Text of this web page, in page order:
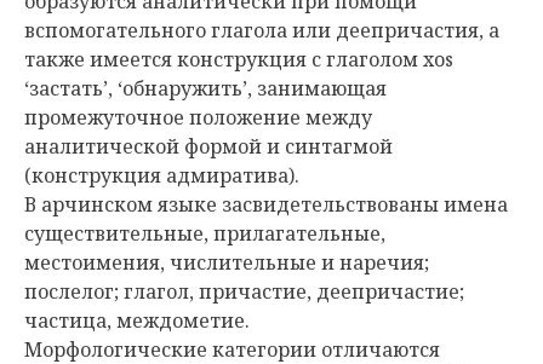
вспомогательного глагола или деепричастия, а
также имеется конструкция с глаголом xos
‘застать’, ‘обнаружить’, занимающая
промежуточное положение между
аналитической формой и синтагмой
(конструкция адмиратива).
В арчинском языке засвидетельствованы имена
существительные, прилагательные,
местоимения, числительные и наречия;
послелог; глагол, причастие, деепричастие;
частица, междометие.
Морфологические категории отличаются